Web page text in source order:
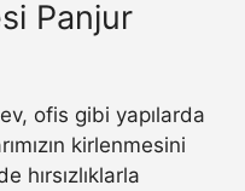
Panjur
ofis gibi yapılarda
kirlenmesini
hırsızlıklarla